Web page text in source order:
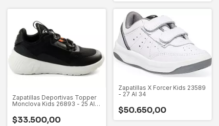
Zapatillas Deportivas Topper
Monclova Kids 26893 - 25 Al
$33.500,00
Zapatillas X Forcer Kids 23589
- 27 Al 34
$50.650,00